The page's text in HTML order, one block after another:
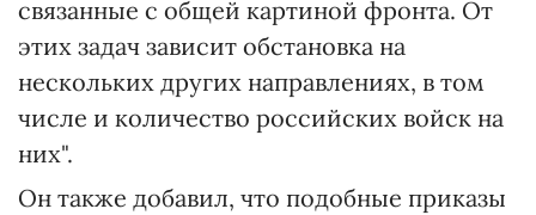
связанные с общей картиной фронта. От
этих задач зависит обстановка на
нескольких других направлениях, в том
числе и количество российских войск на
них".
Он также добавил, что подобные приказы